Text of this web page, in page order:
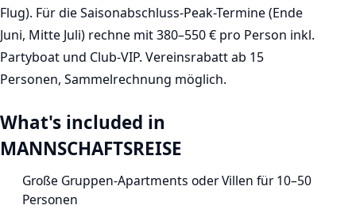
Flug). Für die Saisonabschluss-Peak-Termine (Ende
Juni, Mitte Juli) rechne mit 380–550 € pro Person inkl.
Partyboat und Club-VIP. Vereinsrabatt ab 15
Personen, Sammelrechnung möglich.
What's included in
MANNSCHAFTSREISE
Große Gruppen-Apartments oder Villen für 10–50
Personen